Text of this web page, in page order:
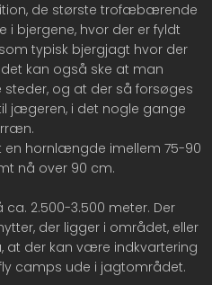
de største trofæbærende
bjergene, hvor der er fyldt
typisk bjergjagt hvor der
det kan også ske at man
og at der så forsøges
jægeren, i det nogle gange
en hornlængde imellem 75-90
nå over 90 cm.
2.500-3.500 meter. Der
der ligger i området, eller
der kan være indkvartering
camps ude i jagtområdet.